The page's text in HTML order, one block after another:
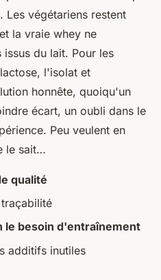
Les végétariens restent
la vraie whey ne
du lait. Pour les
l'isolat et
honnête, quoiqu'un
écart, un oubli dans le
Peu veulent en
le sait…
qualité
le besoin d'entraînement
additifs inutiles